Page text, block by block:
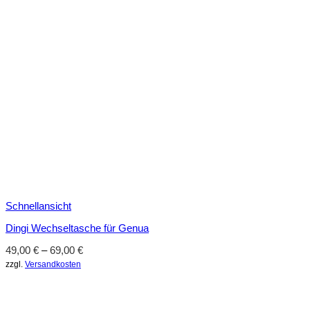
Schnellansicht
Dingi Wechseltasche für Genua
49,00 € –69,00 €
zzgl. Versandkosten